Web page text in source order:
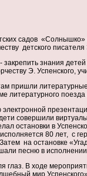
садов
детского писателя
знания
Э. Успенского,
пришли
литературного поезда
совершили
остановки в
80 лет, с
на остановке
песню в
глаз. В ходе
мир